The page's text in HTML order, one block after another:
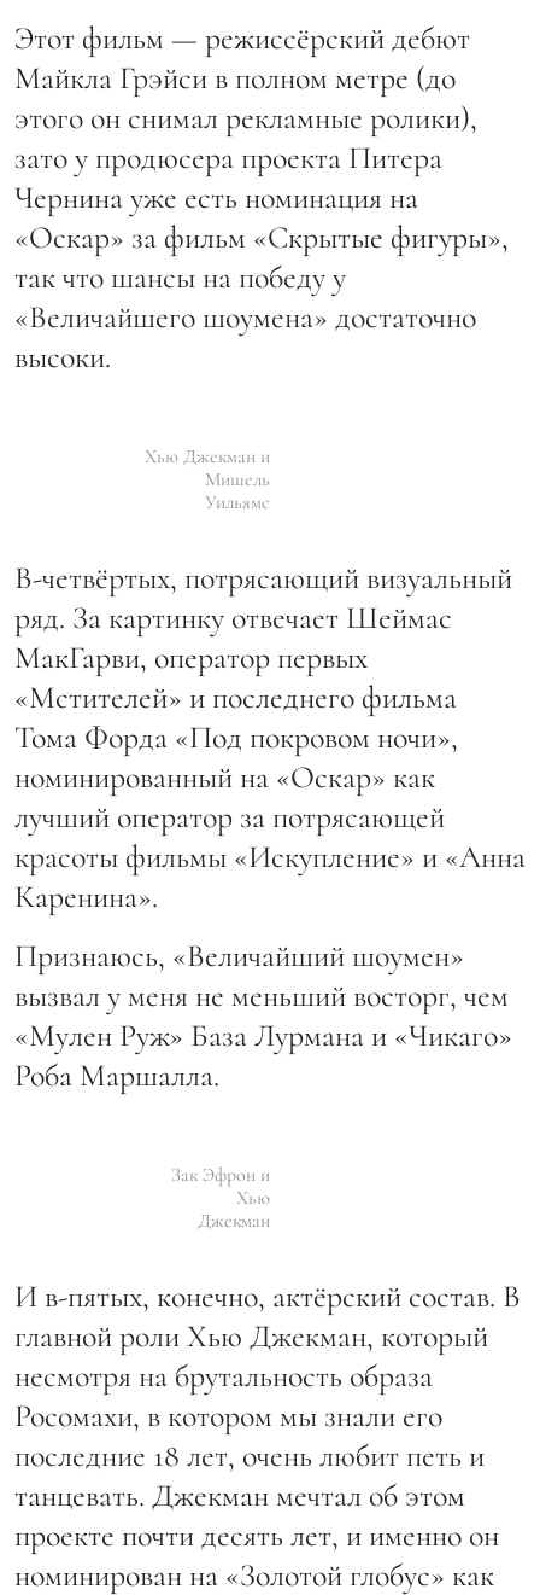
Этот фильм — режиссёрский дебют
Майкла Грэйси в полном метре (до
этого он снимал рекламные ролики),
зато у продюсера проекта Питера
Чернина уже есть номинация на
«Оскар» за фильм «Скрытые фигуры»,
так что шансы на победу у
«Величайшего шоумена» достаточно
высоки.
Хью Джекман и
Мишель
Уильямс
В-четвёртых, потрясающий визуальный
ряд. За картинку отвечает Шеймас
МакГарви, оператор первых
«Мстителей» и последнего фильма
Тома Форда «Под покровом ночи»,
номинированный на «Оскар» как
лучший оператор за потрясающей
красоты фильмы «Искупление» и «Анна
Каренина».
Признаюсь, «Величайший шоумен»
вызвал у меня не меньший восторг, чем
«Мулен Руж» База Лурмана и «Чикаго»
Роба Маршалла.
Зак Эфрон и
Хью
Джекман
И в-пятых, конечно, актёрский состав. В
главной роли Хью Джекман, который
несмотря на брутальность образа
Росомахи, в котором мы знали его
последние 18 лет, очень любит петь и
танцевать. Джекман мечтал об этом
проекте почти десять лет, и именно он
номинирован на «Золотой глобус» как